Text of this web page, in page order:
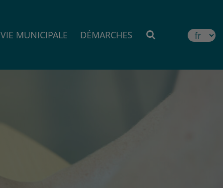
VIE MUNICIPALE DÉMARCHES MOTEUR DE